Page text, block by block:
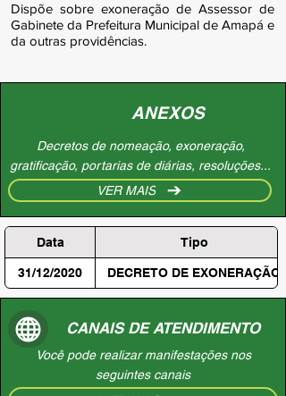
Dispõe sobre exoneração de Assessor de
Gabinete da Prefeitura Municipal de Amapá e
da outras providências.
ANEXOS
Decretos de nomeação, exoneração,
gratificação, portarias de diárias, resoluções...
VER MAIS
Data Tipo
31/12/2020 DECRETO DE EXONERAÇÃO
CANAIS DE ATENDIMENTO
Você pode realizar manifestações nos
seguintes canais